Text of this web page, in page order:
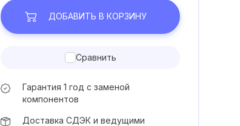
ДОБАВИТЬ В КОРЗИНУ
Сравнить
Гарантия 1 год с заменой
компонентов
Доставка СДЭК и ведущими